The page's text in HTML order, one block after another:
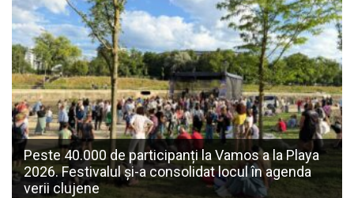
Peste 40.000 de participanți la Vamos a la Playa
2026. Festivalul și-a consolidat locul în agenda
verii clujene